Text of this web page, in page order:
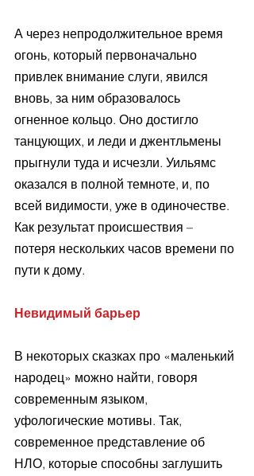
А через непродолжительное время
огонь, который первоначально
привлек внимание слуги, явился
вновь, за ним образовалось
огненное кольцо. Оно достигло
танцующих, и леди и джентльмены
прыгнули туда и исчезли. Уильямс
оказался в полной темноте, и, по
всей видимости, уже в одиночестве.
Как результат происшествия –
потеря нескольких часов времени по
пути к дому.
Невидимый барьер
В некоторых сказках про «маленький
народец» можно найти, говоря
современным языком,
уфологические мотивы. Так,
современное представление об
НЛО, которые способны заглушить